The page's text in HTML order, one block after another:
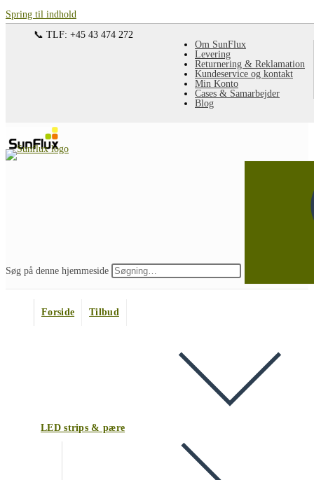
Spring til indhold
Om SunFlux
Levering
Returnering & Reklamation
Kundeservice og kontakt
Min Konto
Cases & Samarbejder
Blog
📞 TLF: +45 43 474 272
Søg på denne hjemmeside
Forside Tilbud
LED strips & pære